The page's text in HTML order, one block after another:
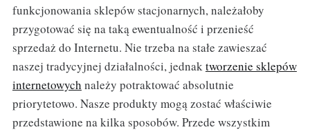
funkcjonowania sklepów stacjonarnych, należałoby
przygotować się na taką ewentualność i przenieść
sprzedaż do Internetu. Nie trzeba na stałe zawieszać
naszej tradycyjnej działalności, jednaktworzenie sklepów
internetowych należy potraktować absolutnie
priorytetowo. Nasze produkty mogą zostać właściwie
przedstawione na kilka sposobów. Przede wszystkim